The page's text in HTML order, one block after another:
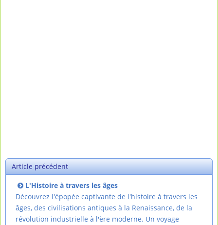
Article précédent
L'Histoire à travers les âges
Découvrez l'épopée captivante de l'histoire à travers les
âges, des civilisations antiques à la Renaissance, de la
révolution industrielle à l'ère moderne. Un voyage